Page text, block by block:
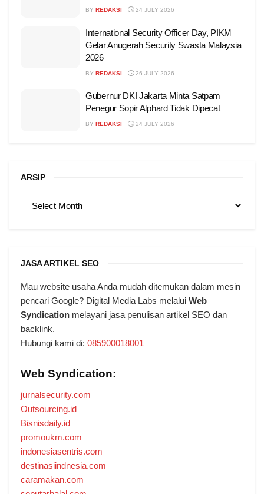
BY REDAKSI 24 JULY 2026
International Security Officer Day, PIKM
Gelar Anugerah Security Swasta Malaysia
2026
BY REDAKSI 26 JULY 2026
Gubernur DKI Jakarta Minta Satpam
Penegur Sopir Alphard Tidak Dipecat
BY REDAKSI 24 JULY 2026
ARSIP
JASA ARTIKEL SEO
Mau website usaha Anda mudah ditemukan dalam mesin
pencari Google? Digital Media Labs melalui Web
Syndication melayani jasa penulisan artikel SEO dan
backlink.
Hubungi kami di: 085900018001
Web Syndication:
jurnalsecurity.com
Outsourcing.id
Bisnisdaily.id
promoukm.com
indonesiasentris.com
destinasiindnesia.com
caramakan.com